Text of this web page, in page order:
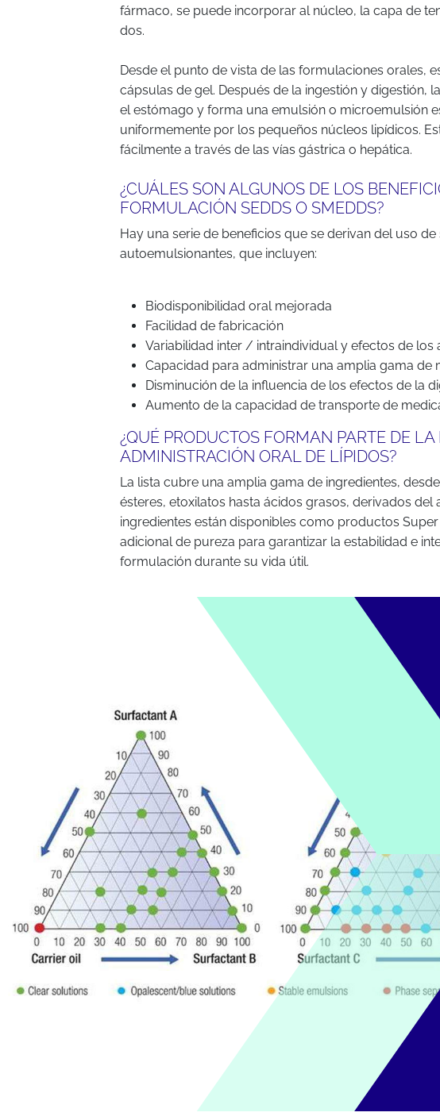
fármaco, se puede incorporar al núcleo, la capa de
dos.
Desde el punto de vista de las formulaciones orales,
cápsulas de gel. Después de la ingestión y digestión,
el estómago y forma una emulsión o microemulsión
uniformemente por los pequeños núcleos lipídicos.
fácilmente a través de las vías gástrica o hepática.
¿CUÁLES SON ALGUNOS DE LOS
FORMULACIÓN SEDDS O SMEDDS?
Hay una serie de beneficios que se derivan del uso
autoemulsionantes, que incluyen:
Biodisponibilidad oral mejorada
Facilidad de fabricación
Variabilidad inter / intraindividual y efectos de los
Capacidad para administrar una amplia gama de
Disminución de la influencia de los efectos de la
Aumento de la capacidad de transporte de
¿QUÉ PRODUCTOS FORMAN PARTE DE
ADMINISTRACIÓN ORAL DE LÍPIDOS?
La lista cubre una amplia gama de ingredientes,
ésteres, etoxilatos hasta ácidos grasos, derivados del
ingredientes están disponibles como productos
adicional de pureza para garantizar la estabilidad e
formulación durante su vida útil.